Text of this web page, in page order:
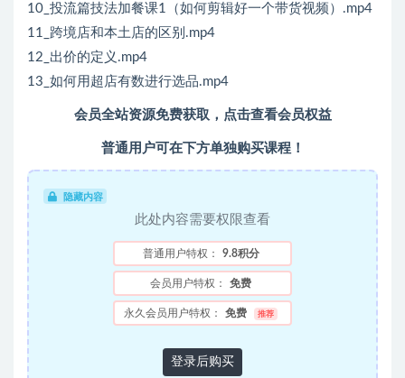
10_投流篇技法加餐课1（如何剪辑好一个带货视频）.mp4
11_跨境店和本土店的区别.mp4
12_出价的定义.mp4
13_如何用超店有数进行选品.mp4
会员全站资源免费获取，点击查看会员权益
普通用户可在下方单独购买课程！
隐藏内容
此处内容需要权限查看
普通用户特权： 9.8积分
会员用户特权： 免费
永久会员用户特权： 免费 推荐
登录后购买